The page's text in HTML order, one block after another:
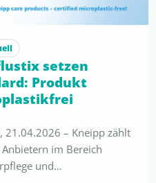
setzen
Produkt
21.04.2026 – Kneipp zählt
im Bereich
und